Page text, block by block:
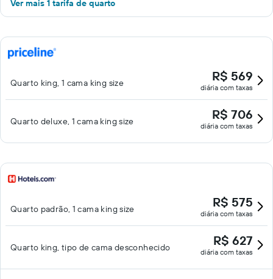
Ver mais 1 tarifa de quarto
Quarto king, 1 cama king size R$ 569
diária com taxas
Quarto deluxe, 1 cama king size R$ 706
diária com taxas
Quarto padrão, 1 cama king size R$ 575
diária com taxas
Quarto king, tipo de cama desconhecido R$ 627
diária com taxas